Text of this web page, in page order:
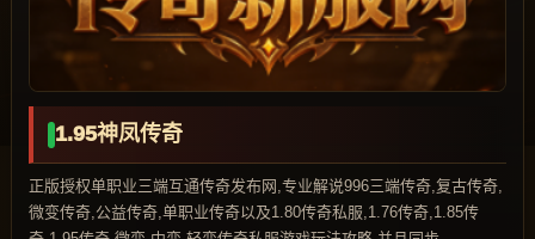
1.95神凤传奇
正版授权单职业三端互通传奇发布网,专业解说996三端传奇,复古传奇,
微变传奇,公益传奇,单职业传奇以及1.80传奇私服,1.76传奇,1.85传